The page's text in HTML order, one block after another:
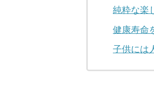
純粋な楽
健康寿命
子供には